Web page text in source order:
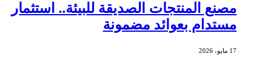
مصنع المنتجات الصديقة للبيئة.. استثمار
مستدام بعوائد مضمونة
17 مايو، 2026